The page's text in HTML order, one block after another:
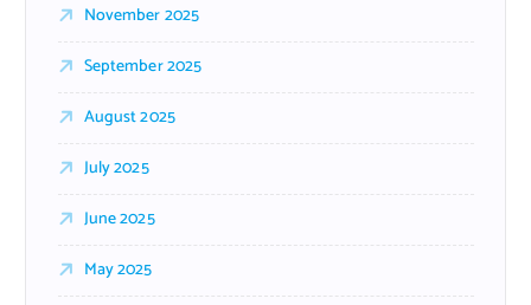
November 2025
September 2025
August 2025
July 2025
June 2025
May 2025